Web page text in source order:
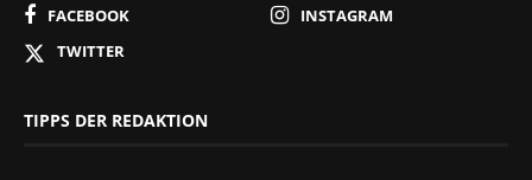
FACEBOOK
INSTAGRAM
TWITTER
TIPPS DER REDAKTION